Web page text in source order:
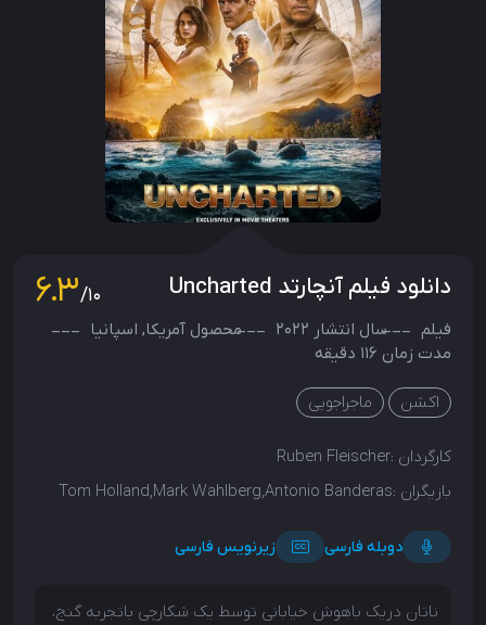
دانلود فیلم آنچارتد Uncharted 6.3/10
فیلم سال انتشار 2022 محصول آمریکا, اسپانیا
مدت زمان 116 دقیقه
اکشن ماجراجویی
کارگردان :Ruben Fleischer
بازیگران :Tom Holland,Mark Wahlberg,Antonio Banderas
دوبله فارسی زیرنویس فارسی
ناتان دریک باهوش خیابانی توسط یک شکارچی باتجربه گنج،